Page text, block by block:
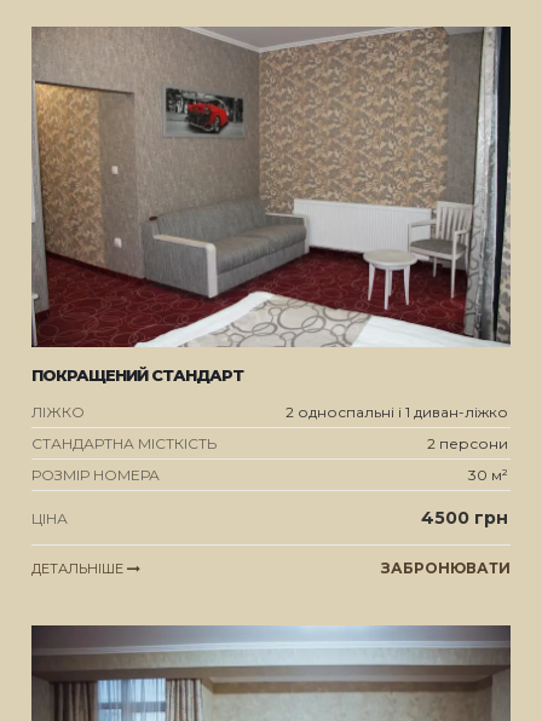
ПОКРАЩЕНИЙ СТАНДАРТ
ЛІЖКО
2 односпальні і 1 диван-ліжко
СТАНДАРТНА МІСТКІСТЬ
2 персони
РОЗМІР НОМЕРА
30 м²
ЦІНА 4500 грн
ДЕТАЛЬНІШЕ ЗАБРОНЮВАТИ